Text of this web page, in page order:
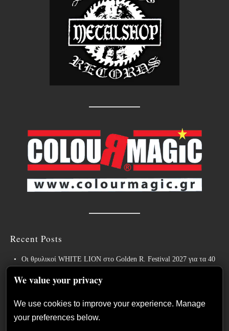
Recent Posts
Οι θρυλικοί WHITE LION στο Golden R. Festival 2027 για τα 40
Ανταπόκριση: Hills Of Rock 2026, Plovdiv BG – Day 3. Paradise
Lost, Nevermore, Lamb of God και ένα ιδανικό φινάλε στο Πλόβντιβ
We value your privacy
We use cookies to improve your experience. Manage
your preferences below.